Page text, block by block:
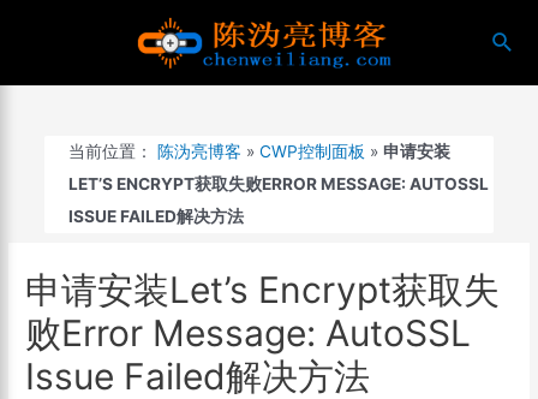
搜
当前位置： 陈沩亮博客 »CWP控制面板 »申请安装
LET’S ENCRYPT获取失败ERROR MESSAGE: AUTOSSL
ISSUE FAILED解决方法
申请安装Let’s Encrypt获取失
败Error Message: AutoSSL
Issue Failed解决方法